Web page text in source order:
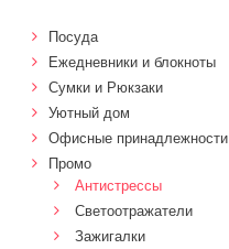
Посуда
Ежедневники и блокноты
Сумки и Рюкзаки
Уютный дом
Офисные принадлежности
Промо
Антистрессы
Светоотражатели
Зажигалки